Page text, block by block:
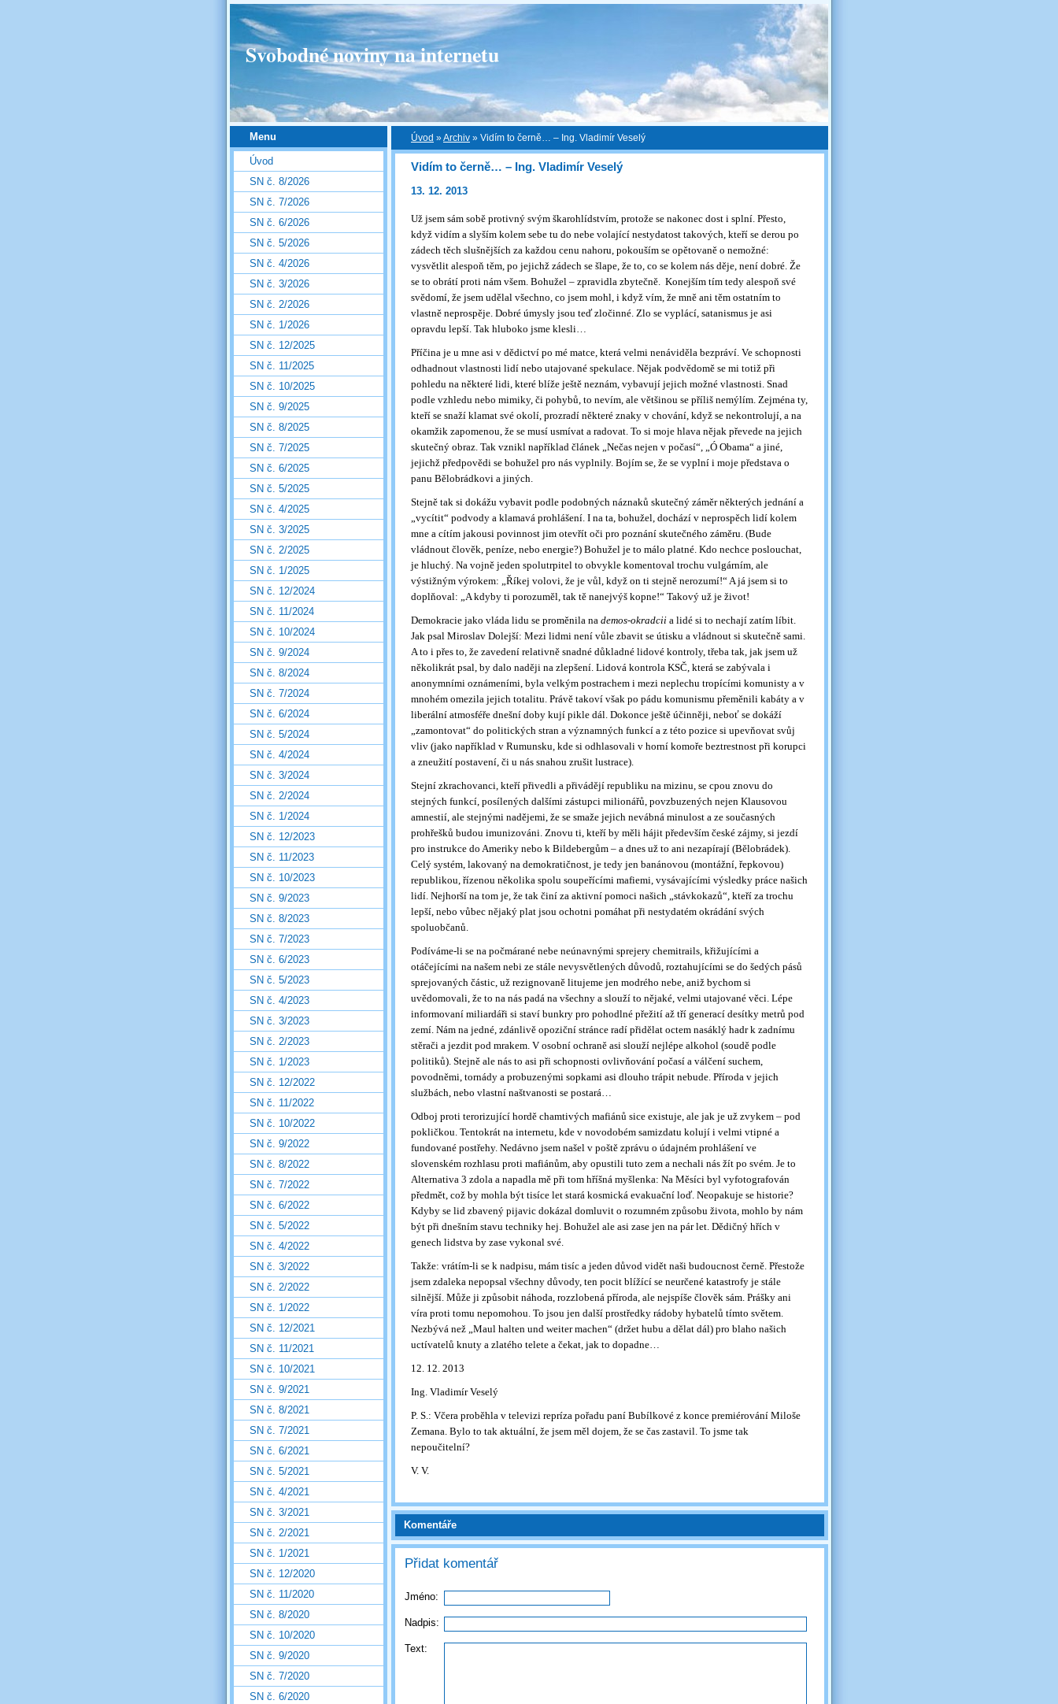
Svobodné noviny na internetu
Úvod »Archiv » Vidím to černě… – Ing. Vladimír Veselý
Vidím to černě… – Ing. Vladimír Veselý
13. 12. 2013
Už jsem sám sobě protivný svým škarohlídstvím, protože se nakonec dost i splní. Přesto,
když vidím a slyším kolem sebe tu do nebe volající nestydatost takových, kteří se derou po
zádech těch slušnějších za každou cenu nahoru, pokouším se opětovaně o nemožné:
vysvětlit alespoň těm, po jejichž zádech se šlape, že to, co se kolem nás děje, není dobré. Že
se to obrátí proti nám všem. Bohužel – zpravidla zbytečně. Konejším tím tedy alespoň své
svědomí, že jsem udělal všechno, co jsem mohl, i když vím, že mně ani těm ostatním to
vlastně neprospěje. Dobré úmysly jsou teď zločinné. Zlo se vyplácí, satanismus je asi
opravdu lepší. Tak hluboko jsme klesli…
Příčina je u mne asi v dědictví po mé matce, která velmi nenáviděla bezpráví. Ve schopnosti
odhadnout vlastnosti lidí nebo utajované spekulace. Nějak podvědomě se mi totiž při
pohledu na některé lidi, které blíže ještě neznám, vybavují jejich možné vlastnosti. Snad
podle vzhledu nebo mimiky, či pohybů, to nevím, ale většinou se příliš nemýlím. Zejména ty,
kteří se snaží klamat své okolí, prozradí některé znaky v chování, když se nekontrolují, a na
okamžik zapomenou, že se musí usmívat a radovat. To si moje hlava nějak převede na jejich
skutečný obraz. Tak vznikl například článek „Nečas nejen v počasí“, „Ó Obama“ a jiné,
jejichž předpovědi se bohužel pro nás vyplnily. Bojím se, že se vyplní i moje představa o
panu Bělobrádkovi a jiných.
Stejně tak si dokážu vybavit podle podobných náznaků skutečný záměr některých jednání a
„vycítit“ podvody a klamavá prohlášení. I na ta, bohužel, dochází v neprospěch lidí kolem
mne a cítím jakousi povinnost jim otevřít oči pro poznání skutečného záměru. (Bude
vládnout člověk, peníze, nebo energie?) Bohužel je to málo platné. Kdo nechce poslouchat,
je hluchý. Na vojně jeden spolutrpitel to obvykle komentoval trochu vulgárním, ale
výstižným výrokem: „Říkej volovi, že je vůl, když on ti stejně nerozumí!“ A já jsem si to
doplňoval: „A kdyby ti porozuměl, tak tě nanejvýš kopne!“ Takový už je život!
Demokracie jako vláda lidu se proměnila na demos-okradcii a lidé si to nechají zatím líbit.
Jak psal Miroslav Dolejší: Mezi lidmi není vůle zbavit se útisku a vládnout si skutečně sami.
A to i přes to, že zavedení relativně snadné důkladné lidové kontroly, třeba tak, jak jsem už
několikrát psal, by dalo naději na zlepšení. Lidová kontrola KSČ, která se zabývala i
anonymními oznámeními, byla velkým postrachem i mezi neplechu tropícími komunisty a v
mnohém omezila jejich totalitu. Právě takoví však po pádu komunismu přeměnili kabáty a v
liberální atmosféře dnešní doby kují pikle dál. Dokonce ještě účinněji, neboť se dokáží
„zamontovat“ do politických stran a významných funkcí a z této pozice si upevňovat svůj
vliv (jako například v Rumunsku, kde si odhlasovali v horní komoře beztrestnost při korupci
a zneužití postavení, či u nás snahou zrušit lustrace).
Stejní zkrachovanci, kteří přivedli a přivádějí republiku na mizinu, se cpou znovu do
stejných funkcí, posílených dalšími zástupci milionářů, povzbuzených nejen Klausovou
amnestií, ale stejnými nadějemi, že se smaže jejich nevábná minulost a ze současných
prohřešků budou imunizováni. Znovu ti, kteří by měli hájit především české zájmy, si jezdí
pro instrukce do Ameriky nebo k Bildebergům – a dnes už to ani nezapírají (Bělobrádek).
Celý systém, lakovaný na demokratičnost, je tedy jen banánovou (montážní, řepkovou)
republikou, řízenou několika spolu soupeřícími mafiemi, vysávajícími výsledky práce našich
lidí. Nejhorší na tom je, že tak činí za aktivní pomoci našich „stávkokazů“, kteří za trochu
lepší, nebo vůbec nějaký plat jsou ochotni pomáhat při nestydatém okrádání svých
spoluobčanů.
Podíváme-li se na počmárané nebe neúnavnými sprejery chemitrails, křižujícími a
otáčejícími na našem nebi ze stále nevysvětlených důvodů, roztahujícími se do šedých pásů
sprejovaných částic, už rezignovaně litujeme jen modrého nebe, aniž bychom si
uvědomovali, že to na nás padá na všechny a slouží to nějaké, velmi utajované věci. Lépe
informovaní miliardáři si staví bunkry pro pohodlné přežití až tří generací desítky metrů pod
zemí. Nám na jedné, zdánlivě opoziční stránce radí přidělat octem nasáklý hadr k zadnímu
stěrači a jezdit pod mrakem. V osobní ochraně asi slouží nejlépe alkohol (soudě podle
politiků). Stejně ale nás to asi při schopnosti ovlivňování počasí a válčení suchem,
povodněmi, tornády a probuzenými sopkami asi dlouho trápit nebude. Příroda v jejich
službách, nebo vlastní naštvanosti se postará…
Odboj proti terorizující hordě chamtivých mafiánů sice existuje, ale jak je už zvykem – pod
pokličkou. Tentokrát na internetu, kde v novodobém samizdatu kolují i velmi vtipné a
fundované postřehy. Nedávno jsem našel v poště zprávu o údajném prohlášení ve
slovenském rozhlasu proti mafiánům, aby opustili tuto zem a nechali nás žít po svém. Je to
Alternativa 3 zdola a napadla mě při tom hříšná myšlenka: Na Měsíci byl vyfotografován
předmět, což by mohla být tisíce let stará kosmická evakuační loď. Neopakuje se historie?
Kdyby se lid zbavený pijavic dokázal domluvit o rozumném způsobu života, mohlo by nám
být při dnešním stavu techniky hej. Bohužel ale asi zase jen na pár let. Dědičný hřích v
genech lidstva by zase vykonal své.
Takže: vrátím-li se k nadpisu, mám tisíc a jeden důvod vidět naši budoucnost černě. Přestože
jsem zdaleka nepopsal všechny důvody, ten pocit blížící se neurčené katastrofy je stále
silnější. Může ji způsobit náhoda, rozzlobená příroda, ale nejspíše člověk sám. Prášky ani
víra proti tomu nepomohou. To jsou jen další prostředky rádoby hybatelů tímto světem.
Nezbývá než „Maul halten und weiter machen“ (držet hubu a dělat dál) pro blaho našich
uctívatelů knuty a zlatého telete a čekat, jak to dopadne…
12. 12. 2013
Ing. Vladimír Veselý
P. S.: Včera proběhla v televizi repríza pořadu paní Bubílkové z konce premiérování Miloše
Zemana. Bylo to tak aktuální, že jsem měl dojem, že se čas zastavil. To jsme tak
nepoučitelní?
V. V.
Komentáře
Přidat komentář
Jméno:
Nadpis:
Text:
Menu
Úvod
SN č. 8/2026
SN č. 7/2026
SN č. 6/2026
SN č. 5/2026
SN č. 4/2026
SN č. 3/2026
SN č. 2/2026
SN č. 1/2026
SN č. 12/2025
SN č. 11/2025
SN č. 10/2025
SN č. 9/2025
SN č. 8/2025
SN č. 7/2025
SN č. 6/2025
SN č. 5/2025
SN č. 4/2025
SN č. 3/2025
SN č. 2/2025
SN č. 1/2025
SN č. 12/2024
SN č. 11/2024
SN č. 10/2024
SN č. 9/2024
SN č. 8/2024
SN č. 7/2024
SN č. 6/2024
SN č. 5/2024
SN č. 4/2024
SN č. 3/2024
SN č. 2/2024
SN č. 1/2024
SN č. 12/2023
SN č. 11/2023
SN č. 10/2023
SN č. 9/2023
SN č. 8/2023
SN č. 7/2023
SN č. 6/2023
SN č. 5/2023
SN č. 4/2023
SN č. 3/2023
SN č. 2/2023
SN č. 1/2023
SN č. 12/2022
SN č. 11/2022
SN č. 10/2022
SN č. 9/2022
SN č. 8/2022
SN č. 7/2022
SN č. 6/2022
SN č. 5/2022
SN č. 4/2022
SN č. 3/2022
SN č. 2/2022
SN č. 1/2022
SN č. 12/2021
SN č. 11/2021
SN č. 10/2021
SN č. 9/2021
SN č. 8/2021
SN č. 7/2021
SN č. 6/2021
SN č. 5/2021
SN č. 4/2021
SN č. 3/2021
SN č. 2/2021
SN č. 1/2021
SN č. 12/2020
SN č. 11/2020
SN č. 8/2020
SN č. 10/2020
SN č. 9/2020
SN č. 7/2020
SN č. 6/2020